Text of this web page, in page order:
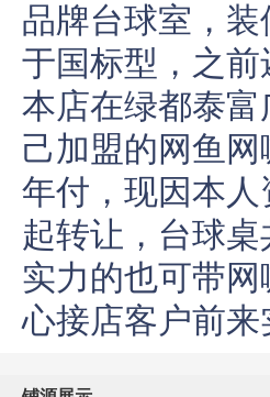
品牌台球室，
于国标型，之
本店在绿都泰
己加盟的网鱼
年付，现因本
起转让，台球
实力的也可带
心接店客户前